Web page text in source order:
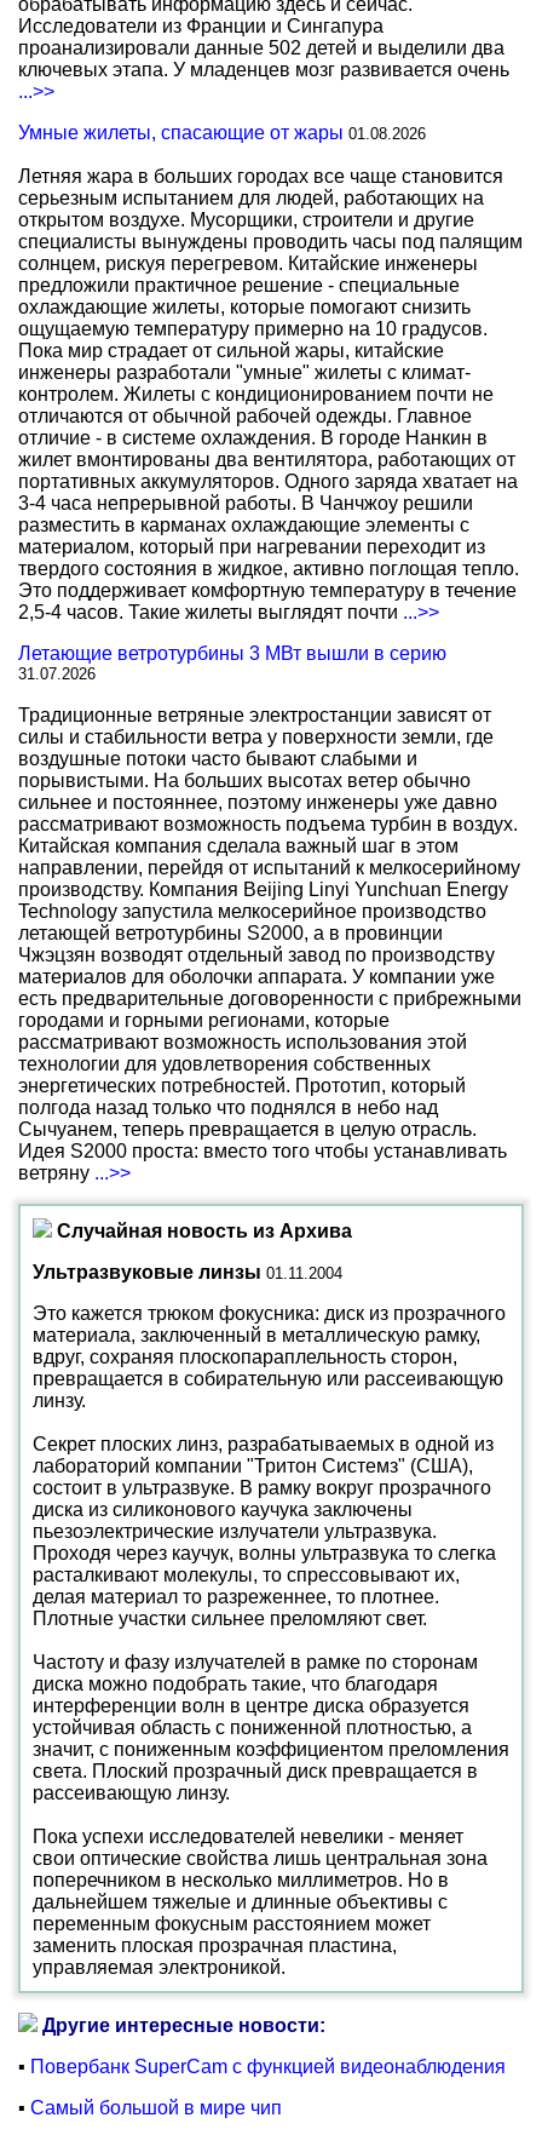
обрабатывать информацию здесь и сейчас.
Исследователи из Франции и Сингапура
проанализировали данные 502 детей и выделили два
ключевых этапа. У младенцев мозг развивается очень
...>>
Умные жилеты, спасающие от жары 01.08.2026
Летняя жара в больших городах все чаще становится
серьезным испытанием для людей, работающих на
открытом воздухе. Мусорщики, строители и другие
специалисты вынуждены проводить часы под палящим
солнцем, рискуя перегревом. Китайские инженеры
предложили практичное решение - специальные
охлаждающие жилеты, которые помогают снизить
ощущаемую температуру примерно на 10 градусов.
Пока мир страдает от сильной жары, китайские
инженеры разработали "умные" жилеты с климат-
контролем. Жилеты с кондиционированием почти не
отличаются от обычной рабочей одежды. Главное
отличие - в системе охлаждения. В городе Нанкин в
жилет вмонтированы два вентилятора, работающих от
портативных аккумуляторов. Одного заряда хватает на
3-4 часа непрерывной работы. В Чанчжоу решили
разместить в карманах охлаждающие элементы с
материалом, который при нагревании переходит из
твердого состояния в жидкое, активно поглощая тепло.
Это поддерживает комфортную температуру в течение
2,5-4 часов. Такие жилеты выглядят почти ...>>
Летающие ветротурбины 3 МВт вышли в серию
31.07.2026
Традиционные ветряные электростанции зависят от
силы и стабильности ветра у поверхности земли, где
воздушные потоки часто бывают слабыми и
порывистыми. На больших высотах ветер обычно
сильнее и постояннее, поэтому инженеры уже давно
рассматривают возможность подъема турбин в воздух.
Китайская компания сделала важный шаг в этом
направлении, перейдя от испытаний к мелкосерийному
производству. Компания Beijing Linyi Yunchuan Energy
Technology запустила мелкосерийное производство
летающей ветротурбины S2000, а в провинции
Чжэцзян возводят отдельный завод по производству
материалов для оболочки аппарата. У компании уже
есть предварительные договоренности с прибрежными
городами и горными регионами, которые
рассматривают возможность использования этой
технологии для удовлетворения собственных
энергетических потребностей. Прототип, который
полгода назад только что поднялся в небо над
Сычуанем, теперь превращается в целую отрасль.
Идея S2000 проста: вместо того чтобы устанавливать
ветряну ...>>
Случайная новость из Архива
Ультразвуковые линзы 01.11.2004
Это кажется трюком фокусника: диск из прозрачного
материала, заключенный в металлическую рамку,
вдруг, сохраняя плоскопараплельность сторон,
превращается в собирательную или рассеивающую
линзу.
Секрет плоских линз, разрабатываемых в одной из
лабораторий компании "Тритон Системз" (США),
состоит в ультразвуке. В рамку вокруг прозрачного
диска из силиконового каучука заключены
пьезоэлектрические излучатели ультразвука.
Проходя через каучук, волны ультразвука то слегка
расталкивают молекулы, то спрессовывают их,
делая материал то разреженнее, то плотнее.
Плотные участки сильнее преломляют свет.
Частоту и фазу излучателей в рамке по сторонам
диска можно подобрать такие, что благодаря
интерференции волн в центре диска образуется
устойчивая область с пониженной плотностью, а
значит, с пониженным коэффициентом преломления
света. Плоский прозрачный диск превращается в
рассеивающую линзу.
Пока успехи исследователей невелики - меняет
свои оптические свойства лишь центральная зона
поперечником в несколько миллиметров. Но в
дальнейшем тяжелые и длинные объективы с
переменным фокусным расстоянием может
заменить плоская прозрачная пластина,
управляемая электроникой.
Другие интересные новости:
▪ Повербанк SuperCam с функцией видеонаблюдения
▪ Самый большой в мире чип